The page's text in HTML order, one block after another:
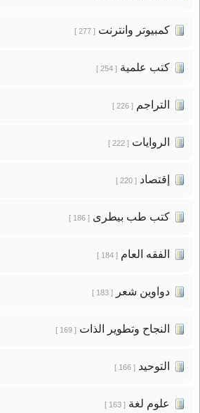
كمبيوتر وانترنت[ 277 ]
كتب علمية[ 254 ]
التراجم[ 226 ]
الروايات[ 222 ]
إقتصاد[ 220 ]
كتب طب بيطرى[ 186 ]
الفقه العام[ 184 ]
دواوين شعر[ 183 ]
النجاح وتطوير الذات[ 169 ]
التوحيد[ 166 ]
علوم لغة[ 163 ]